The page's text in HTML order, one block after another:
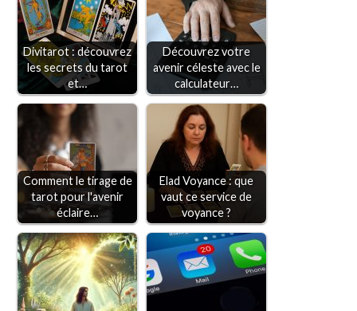
Divitarot : découvrez
les secrets du tarot
et…
Découvrez votre
avenir céleste avec le
calculateur…
Comment le tirage de
tarot pour l'avenir
éclaire…
Elad Voyance : que
vaut ce service de
voyance ?